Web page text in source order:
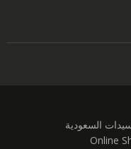
السعودية
Online